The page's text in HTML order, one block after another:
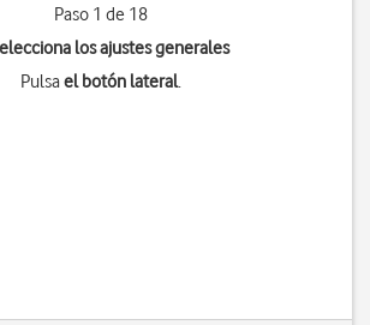
Paso 1 de 18
los ajustes generales
Pulsael botón lateral.